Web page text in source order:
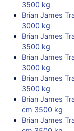
3500 kg
Brian James
3000 kg
Brian James
3500 kg
Brian James
3000 kg
Brian James
3500 kg
Brian James
cm 3500 kg
Brian James